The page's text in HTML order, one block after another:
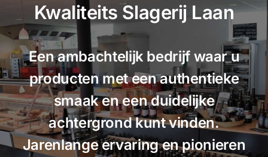
De Winkel
Online bestellen
BBQ
Gourmet
Kwaliteits Slagerij Laan
Een ambachtelijk bedrijf waar u
producten met een authentieke
smaak en een duidelijke
achtergrond kunt vinden.
Jarenlange ervaring en pionieren